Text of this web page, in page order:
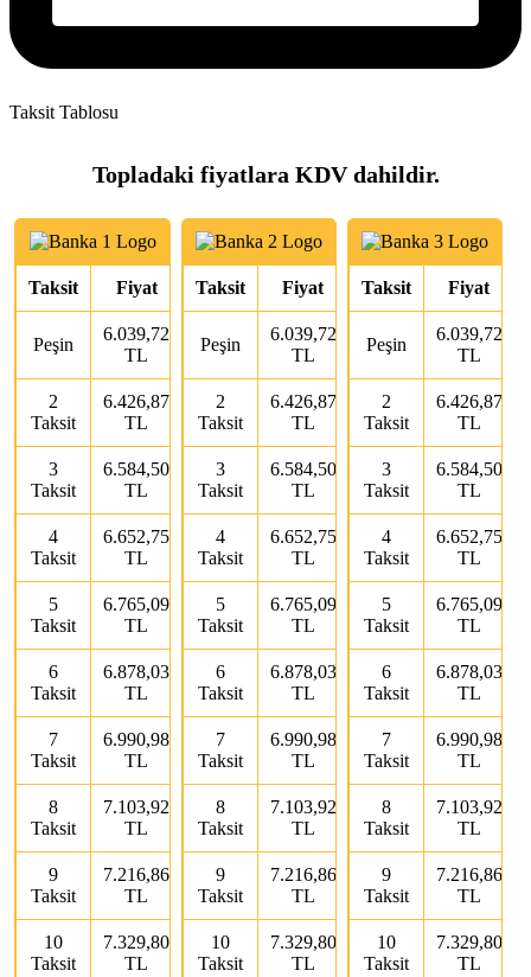
Taksit Tablosu
Topladaki fiyatlara KDV dahildir.
Taksit Fiyat
Peşin
6.039,72
TL
2
Taksit
6.426,87
TL
3
Taksit
6.584,50
TL
4
Taksit
6.652,75
TL
5
Taksit
6.765,09
TL
6
Taksit
6.878,03
TL
7
Taksit
6.990,98
TL
8
Taksit
7.103,92
TL
9
Taksit
7.216,86
TL
10
Taksit
7.329,80
TL
Taksit Fiyat
Peşin
6.039,72
TL
2
Taksit
6.426,87
TL
3
Taksit
6.584,50
TL
4
Taksit
6.652,75
TL
5
Taksit
6.765,09
TL
6
Taksit
6.878,03
TL
7
Taksit
6.990,98
TL
8
Taksit
7.103,92
TL
9
Taksit
7.216,86
TL
10
Taksit
7.329,80
TL
Taksit Fiyat
Peşin
6.039,72
TL
2
Taksit
6.426,87
TL
3
Taksit
6.584,50
TL
4
Taksit
6.652,75
TL
5
Taksit
6.765,09
TL
6
Taksit
6.878,03
TL
7
Taksit
6.990,98
TL
8
Taksit
7.103,92
TL
9
Taksit
7.216,86
TL
10
Taksit
7.329,80
TL